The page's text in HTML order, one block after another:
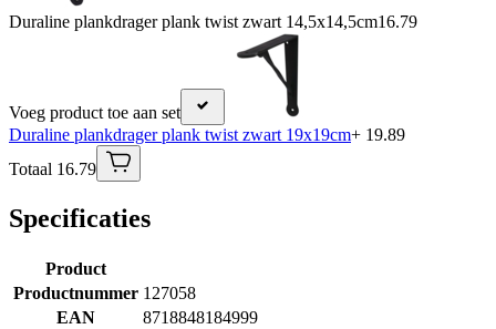
Duraline plankdrager plank twist zwart 14,5x14,5cm16.79
Voeg product toe aan set
Duraline plankdrager plank twist zwart 19x19cm+ 19.89
Totaal 16.79
Specificaties
Product
Productnummer 127058
EAN
8718848184999